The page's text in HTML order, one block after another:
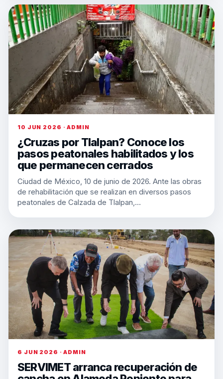
10 JUN 2026 · ADMIN
¿Cruzas por Tlalpan? Conoce los
pasos peatonales habilitados y los
que permanecen cerrados
Ciudad de México, 10 de junio de 2026. Ante las obras
de rehabilitación que se realizan en diversos pasos
peatonales de Calzada de Tlalpan,…
6 JUN 2026 · ADMIN
SERVIMET arranca recuperación de